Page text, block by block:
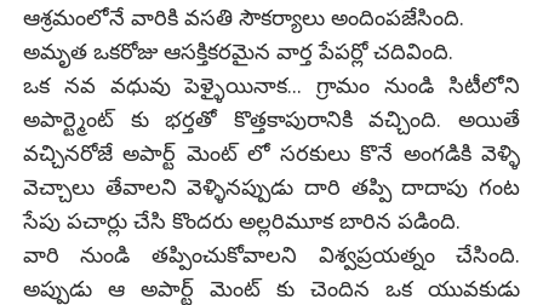
ఆశ్రమంలోనే వారికి వసతి సౌకర్యాలు అందింపజేసింది.
అమృత ఒకరోజు ఆసక్తికరమైన వార్త పేపర్లో చదివింది.
ఒక నవ వధువు పెళ్ళైయినాక... గ్రామం నుండి సిటీలోని
అపార్ట్మెంట్ కు భర్తతో కొత్తకాపురానికి వచ్చింది. అయితే
వచ్చినరోజే అపార్ట్ మెంట్ లో సరకులు కొనే అంగడికి వెళ్ళి
వెచ్చాలు తేవాలని వెళ్ళినప్పుడు దారి తప్పి దాదాపు గంట
సేపు పచార్లు చేసి కొందరు అల్లరిమూక బారిన పడింది.
వారి నుండి తప్పించుకోవాలని విశ్వప్రయత్నం చేసింది.
అప్పుడు ఆ అపార్ట్ మెంట్ కు చెందిన ఒక యువకుడు